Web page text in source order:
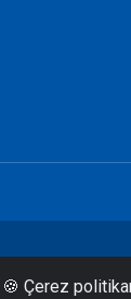
🍪 Çerez